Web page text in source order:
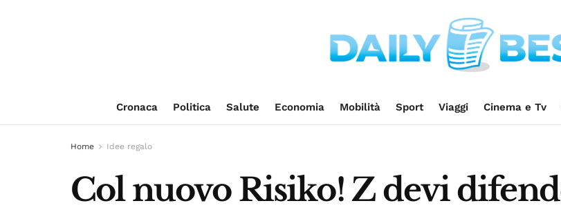
Cronaca Politica Salute Economia Mobilità Sport Viaggi Cinema e Tv
Home Idee regalo
Col nuovo Risiko! Z devi